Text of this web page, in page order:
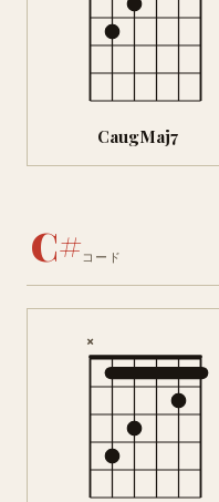
CaugMaj7
C#コード
×